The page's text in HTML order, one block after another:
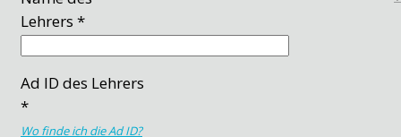
Lehrers *
Ad ID des Lehrers
*
Wo finde ich die Ad ID?